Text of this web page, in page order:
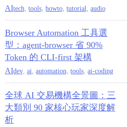
AItech tools howto tutorial audio
Browser Automation 工具選
型：agent-browser 省 90%
Token 的 CLI-first 架構
AIdev ai automation tools ai-coding
全球 AI 交易機構全景圖：三
大類別 90 家核心玩家深度解
析